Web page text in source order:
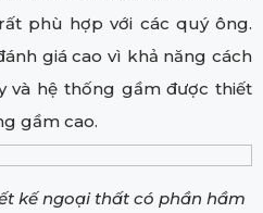
phù hợp với các quý ông.
giá cao vì khả năng cách
và hệ thống gầm được thiết
gầm cao.
kế ngoại thất có phần hầm